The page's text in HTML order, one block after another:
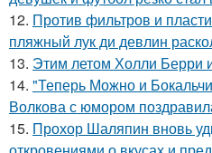
12. Против фильтров и
пляжный лук ди девлин
13. Этим летом Холли Берри
14. "Теперь Можно и
Волкова с юмором
15. Прохор Шаляпин вновь